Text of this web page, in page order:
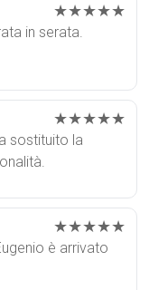
★★★★★
in serata.
★★★★★
sostituito la
★★★★★
è arrivato